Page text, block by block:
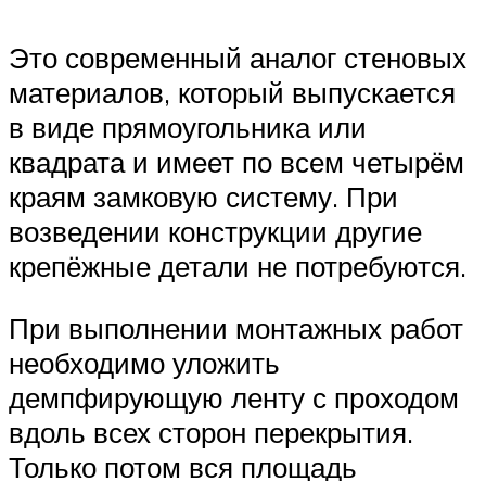
Это современный аналог стеновых
материалов, который выпускается
в виде прямоугольника или
квадрата и имеет по всем четырём
краям замковую систему. При
возведении конструкции другие
крепёжные детали не потребуются.
При выполнении монтажных работ
необходимо уложить
демпфирующую ленту с проходом
вдоль всех сторон перекрытия.
Только потом вся площадь